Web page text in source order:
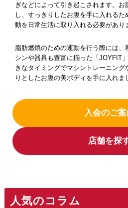
ぎなどによって引き起こされます。お
し、すっきりしたお腹を手に入れる
動を日常生活に取り入れる必要があり
脂肪燃焼のための運動を行う際には
シンや器具も豊富に揃った「JOYFIT
きなタイミングでマシントレーニング
りとしたお腹の美ボディを手に入れま
入会のご案
店舗を探
人気のコラム